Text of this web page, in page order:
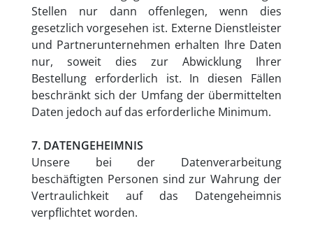
Stellen nur dann offenlegen, wenn dies
gesetzlich vorgesehen ist. Externe Dienstleister
und Partnerunternehmen erhalten Ihre Daten
nur, soweit dies zur Abwicklung Ihrer
Bestellung erforderlich ist. In diesen Fällen
beschränkt sich der Umfang der übermittelten
Daten jedoch auf das erforderliche Minimum.
7. DATENGEHEIMNIS
Unsere bei der Datenverarbeitung
beschäftigten Personen sind zur Wahrung der
Vertraulichkeit auf das Datengeheimnis
verpflichtet worden.